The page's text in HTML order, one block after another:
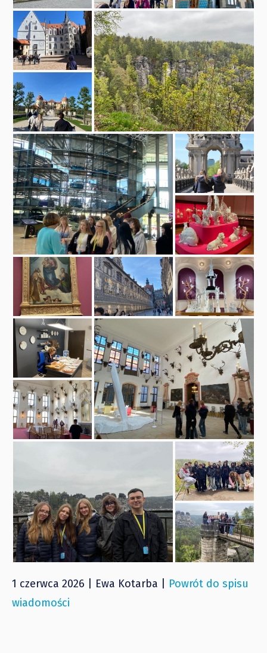
1 czerwca 2026 | Ewa Kotarba | Powrót do spisu
wiadomości